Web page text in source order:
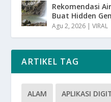
Rekomendasi
Buat Hidden
Agu 2, 2026 |VIRAL
ARTIKEL TAG
ALAM APLIKASI